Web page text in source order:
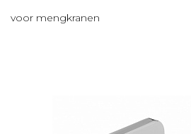
voor mengkranen